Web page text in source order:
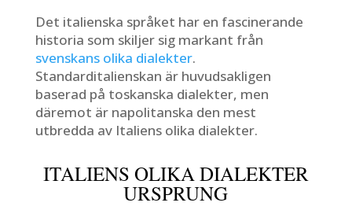
Det italienska språket har en fascinerande
historia som skiljer sig markant från
svenskans olika dialekter.
Standarditalienskan är huvudsakligen
baserad på toskanska dialekter, men
däremot är napolitanska den mest
utbredda av Italiens olika dialekter.
ITALIENS OLIKA DIALEKTER
URSPRUNG